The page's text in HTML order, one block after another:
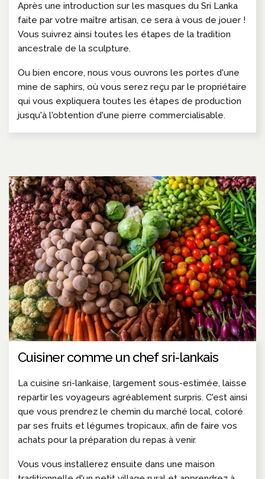
Après une introduction sur les masques du Sri Lanka
faite par votre maître artisan, ce sera à vous de jouer !
Vous suivrez ainsi toutes les étapes de la tradition
ancestrale de la sculpture.
Ou bien encore, nous vous ouvrons les portes d'une
mine de saphirs, où vous serez reçu par le propriétaire
qui vous expliquera toutes les étapes de production
jusqu'à l'obtention d'une pierre commercialisable.
Cuisiner comme un chef sri-lankais
La cuisine sri-lankaise, largement sous-estimée, laisse
repartir les voyageurs agréablement surpris. C'est ainsi
que vous prendrez le chemin du marché local, coloré
par ses fruits et légumes tropicaux, afin de faire vos
achats pour la préparation du repas à venir.
Vous vous installerez ensuite dans une maison